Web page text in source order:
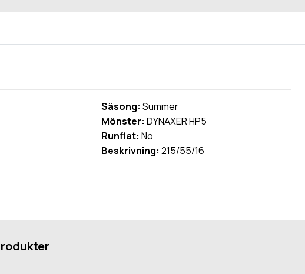
Säsong: Summer
Mönster: DYNAXER HP5
Runflat: No
Beskrivning: 215/55/16